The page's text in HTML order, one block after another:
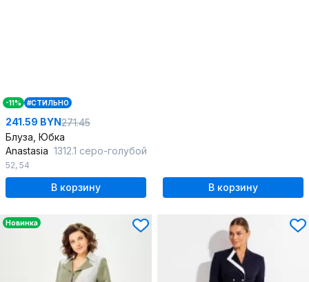
-11% #СТИЛЬНО
241.59 BYN271.45
Блуза, Юбка
Anastasia 1312.1 серо-голубой
52, 54
В корзину В корзину
Новинка